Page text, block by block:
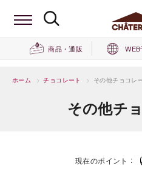
商品・通販
ホーム > チョコレート > その他チョコレ
その他チ
現在のポイント